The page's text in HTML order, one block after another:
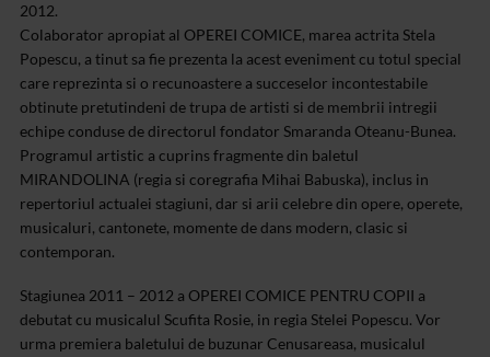
2012.
Colaborator apropiat al OPEREI COMICE, marea actrita Stela
Popescu, a tinut sa fie prezenta la acest eveniment cu totul special
care reprezinta si o recunoastere a succeselor incontestabile
obtinute pretutindeni de trupa de artisti si de membrii intregii
echipe conduse de directorul fondator Smaranda Oteanu-Bunea.
Programul artistic a cuprins fragmente din baletul
MIRANDOLINA (regia si coregrafia Mihai Babuska), inclus in
repertoriul actualei stagiuni, dar si arii celebre din opere, operete,
musicaluri, cantonete, momente de dans modern, clasic si
contemporan.
Stagiunea 2011 – 2012 a OPEREI COMICE PENTRU COPII a
debutat cu musicalul Scufita Rosie, in regia Stelei Popescu. Vor
urma premiera baletului de buzunar Cenusareasa, musicalul